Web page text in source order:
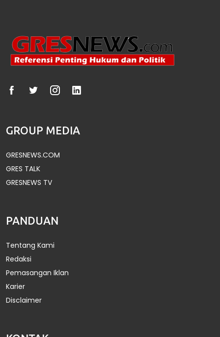
GROUP MEDIA
GRESNEWS.COM
GRES TALK
GRESNEWS TV
PANDUAN
Tentang Kami
Redaksi
Pemasangan Iklan
Karier
Disclaimer